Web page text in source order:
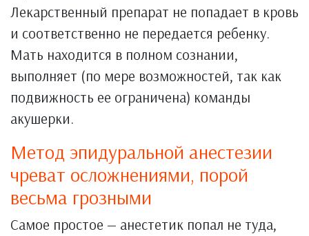
Лекарственный препарат не попадает в кровь
и соответственно не передается ребенку.
Мать находится в полном сознании,
выполняет (по мере возможностей, так как
подвижность ее ограничена) команды
акушерки.
Метод эпидуральной анестезии
чреват осложнениями, порой
весьма грозными
Самое простое — анестетик попал не туда,